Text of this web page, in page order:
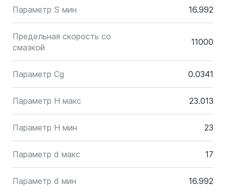
Параметр S мин 16.992
Предельная скорость со
смазкой
11000
Параметр Cg 0.0341
Параметр H макс 23.013
Параметр H мин 23
Параметр d макс 17
Параметр d мин 16.992